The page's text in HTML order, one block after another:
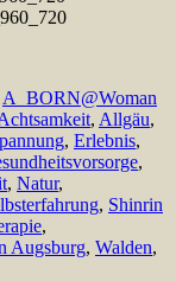
A_BORN@Woman
, Allgäu,
, Erlebnis,
,
, Natur,
, Shinrin
,
Augsburg, Walden,